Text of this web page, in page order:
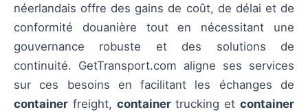
néerlandais offre des gains de coût, de délai et de
conformité douanière tout en nécessitant une
gouvernance robuste et des solutions de
continuité. GetTransport.com aligne ses services
sur ces besoins en facilitant les échanges de
container freight, containertrucking etcontainer